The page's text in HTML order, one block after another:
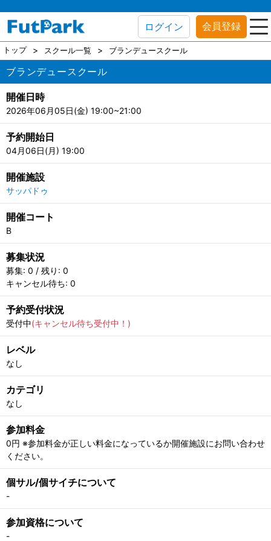
ログイン 会員登録
トップ スクール一覧 ブランデュースクール
ブランデュースクール
開催日時
2026年06月05日(金) 19:00~21:00
予約開始日
04月06日(月) 19:00
開催施設
サッパドゥ
開催コート
B
募集状況
募集: 0 / 残り: 0
キャンセル待ち: 0
予約受付状況
受付中(キャンセル待ち受付中！)
レベル
なし
カテゴリ
なし
参加料金
0円 ※参加料金が正しい料金になっているか開催施設にお問い合わせ
ください。
個サル/個サイチについて
-
参加資格について
-